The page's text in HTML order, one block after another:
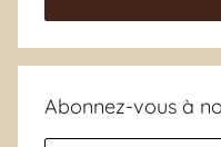
Abonnez-vous à